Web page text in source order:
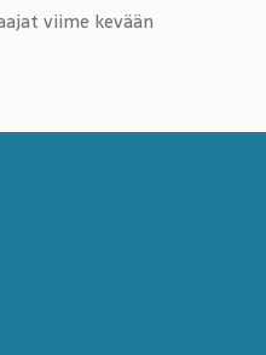
viime kevään